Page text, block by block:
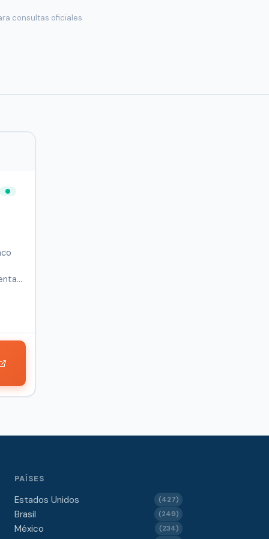
consultas oficiales
PAÍSES
Estados Unidos (427)
Brasil (249)
México (234)